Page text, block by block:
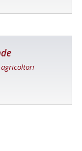
agricoltori